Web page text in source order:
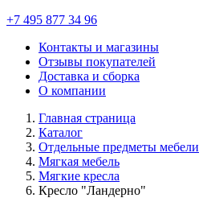
+7 495 877 34 96
Контакты и магазины
Отзывы покупателей
Доставка и сборка
О компании
Главная страница
Каталог
Отдельные предметы мебели
Мягкая мебель
Мягкие кресла
Кресло "Ландерно"